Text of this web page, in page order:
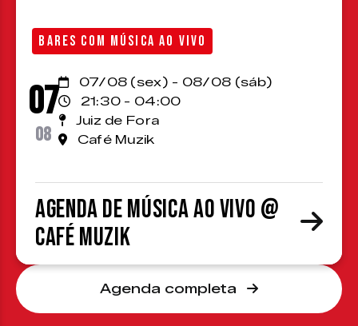
BARES COM MÚSICA AO VIVO
07
08
07/08 (sex) - 08/08 (sáb)
21:30 - 04:00
Juiz de Fora
Café Muzik
Agenda de Música ao Vivo @
Café Muzik
Agenda completa